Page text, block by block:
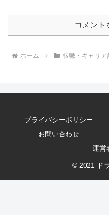
コメント
ホーム 転職・キャリア
プライバシーポリシー
お問い合わせ
運営
© 2021 ド